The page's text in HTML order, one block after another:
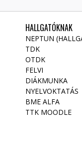
HALLGATÓKNAK
NEPTUN
TDK
OTDK
FELVI
DIÁKMUNKA
NYELVOKTATÁS
BME ALFA
TTK MOODLE